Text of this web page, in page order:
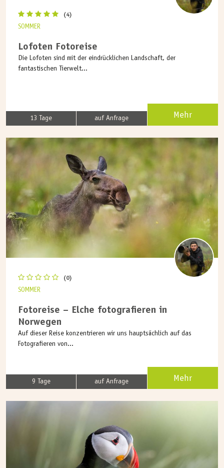
(4)
SOMMER
Lofoten Fotoreise
Die Lofoten sind mit der eindrücklichen Landschaft, der
fantastischen Tierwelt...
13 Tage auf Anfrage Mehr
(0)
SOMMER
Fotoreise – Elche fotografieren in
Norwegen
Auf dieser Reise konzentrieren wir uns hauptsächlich auf das
Fotografieren von...
9 Tage auf Anfrage Mehr